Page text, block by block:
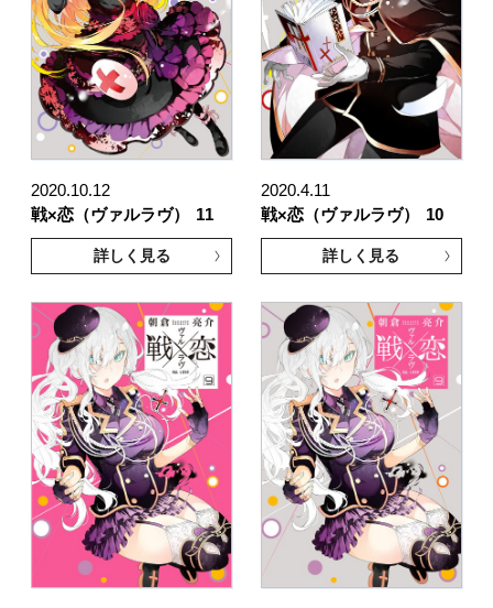
2020.10.12
戦×恋（ヴァルラヴ）
11
詳しく見る
2020.4.11
戦×恋（ヴァルラヴ）
10
詳しく見る